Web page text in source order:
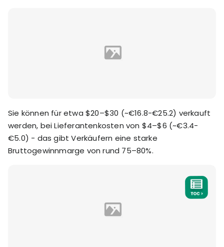
Sie können für etwa $20–$30 (~€16.8-€25.2) verkauft
werden, bei Lieferantenkosten von $4–$6 (~€3.4-
€5.0) - das gibt Verkäufern eine starke
Bruttogewinnmarge von rund 75–80%.